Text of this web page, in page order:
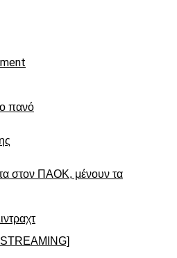
πανό
στον ΠΑΟΚ, μένουν τα